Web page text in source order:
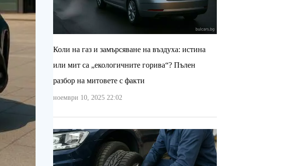
Коли на газ и замърсяване на въздуха: истина
или мит са „екологичните горива“? Пълен
разбор на митовете с факти
ноември 10, 2025 22:02